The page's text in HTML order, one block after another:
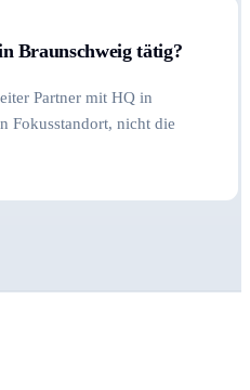
Braunschweig tätig?
Partner mit HQ in
Fokusstandort, nicht die